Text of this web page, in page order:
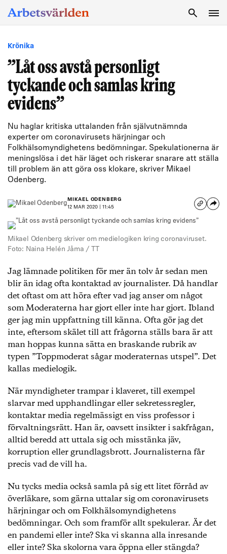
Krönika
”Låt oss avstå personligt
tyckande och samlas kring
evidens”
Nu haglar kritiska uttalanden från självutnämnda
experter om coronavirusets härjningar och
Folkhälsomyndighetens bedömningar. Spekulationerna är
meningslösa i det här läget och riskerar snarare att ställa
till problem än att göra oss klokare, skriver Mikael
Odenberg.
MIKAEL ODENBERG
12 MAR 2020 | 11:45
Mikael Odenberg skriver om medielogiken kring coronaviruset.
Foto: Naina Helén Jåma / TT
Jag lämnade politiken för mer än tolv år sedan men
blir än idag ofta kontaktad av journalister. Då handlar
det oftast om att höra efter vad jag anser om något
som Moderaterna har gjort eller inte har gjort. Ibland
ger jag min uppfattning till känna. Ofta gör jag det
inte, eftersom skälet till att frågorna ställs bara är att
man hoppas kunna sätta en braskande rubrik av
typen ”Toppmoderat sågar moderaternas utspel”. Det
kallas medielogik.
När myndigheter trampar i klaveret, till exempel
slarvar med upphandlingar eller sekretessregler,
kontaktar media regelmässigt en viss professor i
förvaltningsrätt. Han är, oavsett insikter i sakfrågan,
alltid beredd att uttala sig och misstänka jäv,
korruption eller grundlagsbrott. Journalisterna får
precis vad de vill ha.
Nu tycks media också samla på sig ett litet förråd av
överläkare, som gärna uttalar sig om coronavirusets
härjningar och om Folkhälsomyndighetens
bedömningar. Och som framför allt spekulerar. Är det
en pandemi eller inte? Ska vi skanna alla inresande
eller inte? Ska skolorna vara öppna eller stängda?